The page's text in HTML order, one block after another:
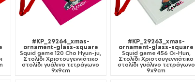
#KP_29264_xmas-
ornament-glass-square
Squid game 120 Cho Hyun-ju,
Στολίδι Χριστουγεννιάτικο
στολίδι γυάλινο τετράγωνο
9x9cm
#KP_29263_xmas-
ornament-glass-square
Squid game 456 Gi-Hun,
Στολίδι Χριστουγεννιάτικο
στολίδι γυάλινο τετράγωνο
9x9cm